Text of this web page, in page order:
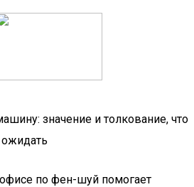
значение и толкование, что
по фен-шуй помогает